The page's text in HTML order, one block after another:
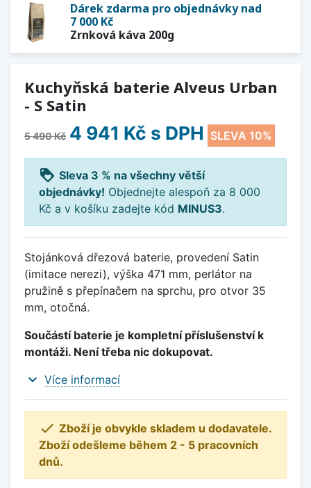
Dárek zdarma pro objednávky nad
7 000 Kč
Zrnková káva 200g
Kuchyňská baterie Alveus Urban
- S Satin
5 490 Kč 4 941 Kč s DPH SLEVA 10%
loyalty Sleva 3 % na všechny větší
objednávky! Objednejte alespoň za 8 000
Kč a v košíku zadejte kód MINUS3.
Stojánková dřezová baterie, provedení Satin
(imitace nerezi), výška 471 mm, perlátor na
pružině s přepínačem na sprchu, pro otvor 35
mm, otočná.
Součástí baterie je kompletní příslušenství k
montáži. Není třeba nic dokupovat.
expand_more Více informací
 Zboží je obvykle skladem u dodavatele.
Zboží odešleme během 2 - 5 pracovních
dnů.